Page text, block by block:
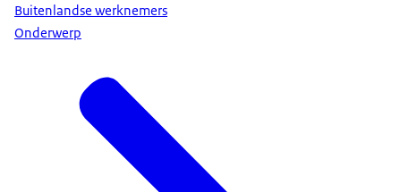
Buitenlandse werknemers
Onderwerp